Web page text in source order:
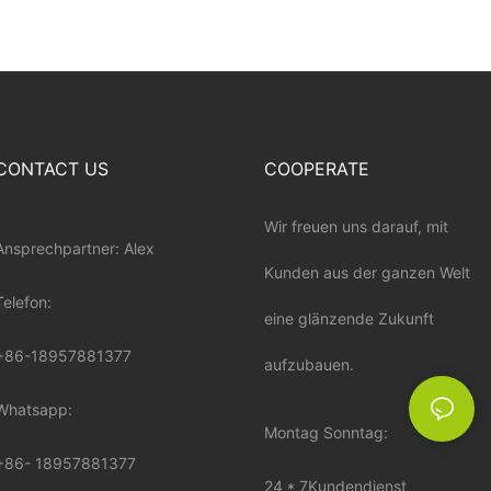
US
Alex
18957881377
18957881377
COOPERATE
Wir freuen uns darauf, mit
Kunden aus der ganzen Welt
eine glänzende Zukunft
aufzubauen.
Montag Sonntag:
24 * 7Kundendienst